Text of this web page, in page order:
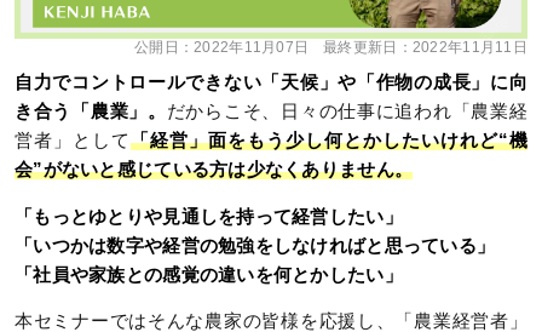
公開日：2022年11月07日 最終更新日： 2022年11月11日
自力でコントロールできない「天候」や「作物の成長」に向
き合う「農業」。 だからこそ、日々の仕事に追われ「農業経
営者」として「経営」面をもう少し何とかしたいけれど“機
会”がないと感じている方は少なくありません。
「もっとゆとりや見通しを持って経営したい」
「いつかは数字や経営の勉強をしなければと思っている」
「社員や家族との感覚の違いを何とかしたい」
本セミナーではそんな農家の皆様を応援し、「農業経営者」